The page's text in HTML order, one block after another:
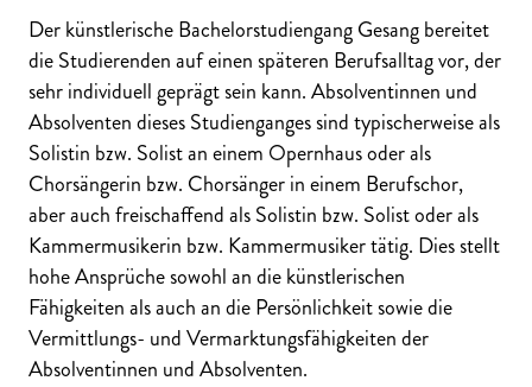
Der künstlerische Bachelorstudiengang Gesang bereitet
die Studierenden auf einen späteren Berufsalltagvor, der
sehr individuell geprägt sein kann. Absolventinnen und
Absolventen dieses Studienganges sind typischerweise als
Solistin bzw. Solist an einem Opernhaus oder als
Chorsängerin bzw. Chorsänger in einem Berufschor,
aber auch freischaffend als Solistin bzw. Solist oder als
Kammermusikerin bzw. Kammermusiker tätig. Dies stellt
hohe Ansprüche sowohl an die künstlerischen
Fähigkeiten als auch an die Persönlichkeit sowie die
Vermittlungs- und Vermarktungsfähigkeiten der
Absolventinnen und Absolventen.